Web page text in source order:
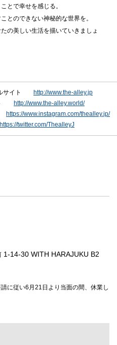
とで幸せを感じる。
とのできない神秘的な世界を。
の美しい生活を描いていきましょ
ルサイト http://www.the-alley.jp
ト http://www.the-alley.world/
https://www.instagram.com/thealley.jp/
https://twitter.com/ThealleyJ
14-30 WITH HARAJUKU B2
い6月21日より当面の間、休業し